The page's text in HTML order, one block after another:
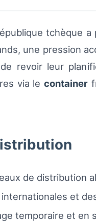
tchèque
une pression
revoir leur
via lecontainer
de distribution
et
temporaire et en